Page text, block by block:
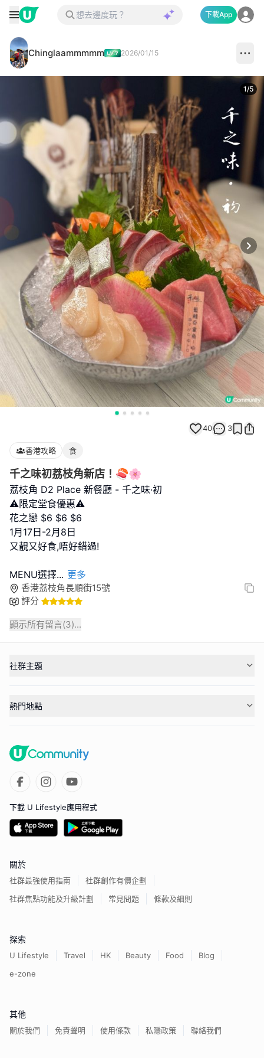
下載App
Chinglaammmmm 2026/01/15
1/5
40 3
香港攻略 食
千之味初荔枝角新店！🍣🌸
荔枝角 D2 Place 新餐廳 - 千之味·初
⚠️限定堂食優惠⚠️
花之戀 $6 $6 $6
1月17日-2月8日
又靚又好食,唔好錯過!
MENU選擇... 更多
香港荔枝角長順街15號
評分
顯示所有留言(3)...
社群主題
熱門地點
下載 U Lifestyle應用程式
關於
社群最強使用指南
社群創作有價企劃
社群焦點功能及升級計劃
常見問題 條款及細則
探索
U Lifestyle Travel HK Beauty Food
Blog
e-zone
其他
關於我們 免責聲明 使用條款 私隱政策 聯絡我們